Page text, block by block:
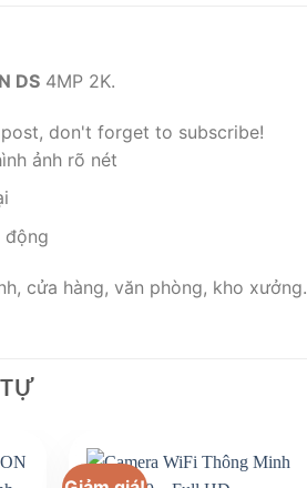
DS 4MP 2K.
don't forget to subscribe!
ảnh rõ nét
động
cửa hàng, văn phòng, kho xưởng.